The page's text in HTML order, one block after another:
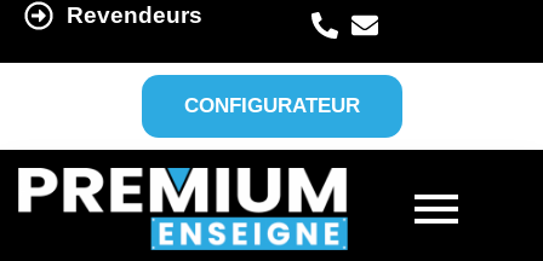
Revendeurs
CONFIGURATEUR